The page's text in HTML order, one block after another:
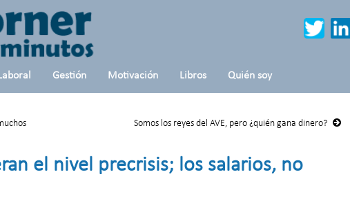
Laboral Gestión Motivación Libros Quién soy
Somos los reyes del AVE, pero ¿quién gana dinero?
el nivel precrisis; los salarios, no